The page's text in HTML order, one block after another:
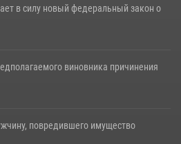
в силу новый федеральный закон о
виновника причинения
повредившего имущество